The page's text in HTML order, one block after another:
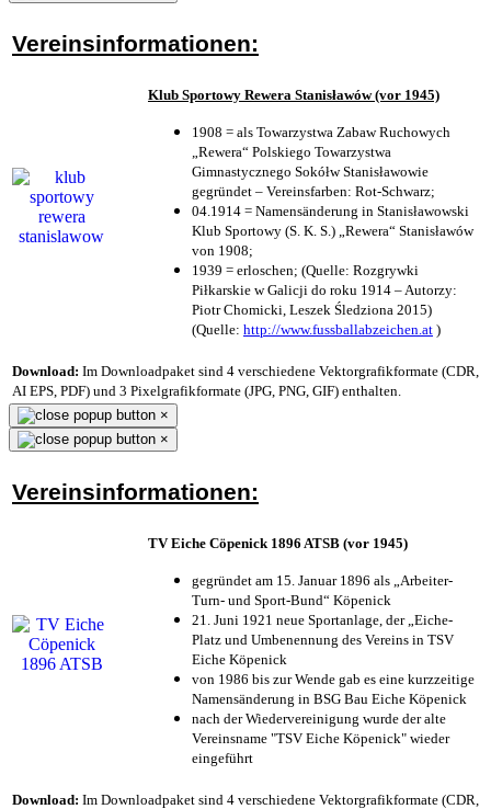
Vereinsinformationen:
Klub Sportowy Rewera Stanisławów (vor 1945)
1908 = als Towarzystwa Zabaw Ruchowych
„Rewera“ Polskiego Towarzystwa
Gimnastycznego Sokółw Stanisławowie
gegründet – Vereinsfarben: Rot-Schwarz;
04.1914 = Namensänderung in Stanisławowski
Klub Sportowy (S. K. S.) „Rewera“ Stanisławów
von 1908;
1939 = erloschen; (Quelle: Rozgrywki
Piłkarskie w Galicji do roku 1914 – Autorzy:
Piotr Chomicki, Leszek Śledziona 2015)
(Quelle: http://www.fussballabzeichen.at )
Download: Im Downloadpaket sind 4 verschiedene Vektorgrafikformate (CDR,
AI EPS, PDF) und 3 Pixelgrafikformate (JPG, PNG, GIF) enthalten.
×
×
Vereinsinformationen:
TV Eiche Cöpenick 1896 ATSB (vor 1945)
gegründet am 15. Januar 1896 als „Arbeiter-
Turn- und Sport-Bund“ Köpenick
21. Juni 1921 neue Sportanlage, der „Eiche-
Platz und Umbenennung des Vereins in TSV
Eiche Köpenick
von 1986 bis zur Wende gab es eine kurzzeitige
Namensänderung in BSG Bau Eiche Köpenick
nach der Wiedervereinigung wurde der alte
Vereinsname "TSV Eiche Köpenick" wieder
eingeführt
Download: Im Downloadpaket sind 4 verschiedene Vektorgrafikformate (CDR,